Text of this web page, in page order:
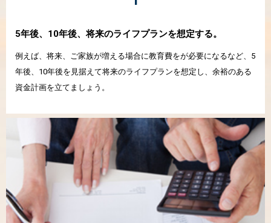
5年後、10年後、将来のライフプランを想定する。
例えば、将来、ご家族が増える場合に教育費をが必要になるなど、5
年後、10年後を見据えて将来のライフプランを想定し、余裕のある
資金計画を立てましょう。